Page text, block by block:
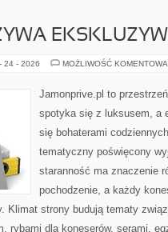
24 - 2026 MOŻLIWOŚĆ
Jamonprive.pl to
spotyka się z luksusem, a
się bohaterami
tematyczny poświęcony
staranność ma znaczenie
pochodzenie, a każdy
Klimat strony budują tematy
rybami dla koneserów, serami,